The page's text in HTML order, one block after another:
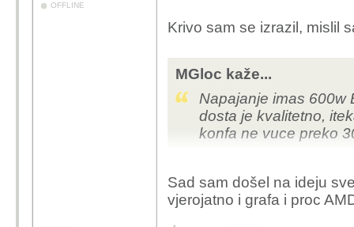
OFFLINE
Krivo sam se izrazil, mislil
MGloc kaže...
Napajanje imas 600w
dosta je kvalitetno,
konfa ne vuce preko
ok iako bi ja mozda
900mV.
Sad sam došel na ideju
vjerojatno i grafa i proc